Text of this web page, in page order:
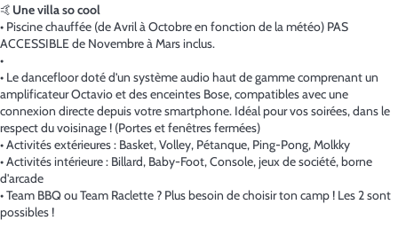
🤙 Une villa so cool
• Piscine chauffée (de Avril à Octobre en fonction de la météo) PAS
ACCESSIBLE de Novembre à Mars inclus.
•
• Le dancefloor doté d’un système audio haut de gamme comprenant un
amplificateur Octavio et des enceintes Bose, compatibles avec une
connexion directe depuis votre smartphone. Idéal pour vos soirées, dans le
respect du voisinage ! (Portes et fenêtres fermées)
• Activités extérieures : Basket, Volley, Pétanque, Ping-Pong, Molkky
• Activités intérieure : Billard, Baby-Foot, Console, jeux de société, borne
d'arcade
• Team BBQ ou Team Raclette ? Plus besoin de choisir ton camp ! Les 2 sont
possibles !